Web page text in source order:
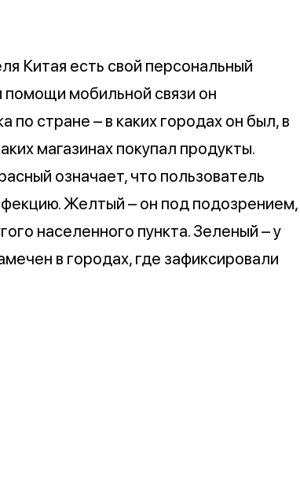
Китая есть свой персональный
помощи мобильной связи он
стране – в каких городах он был, в
магазинах покупал продукты.
означает, что пользователь
Желтый – он под подозрением,
населенного пункта. Зеленый – у
в городах, где зафиксировали